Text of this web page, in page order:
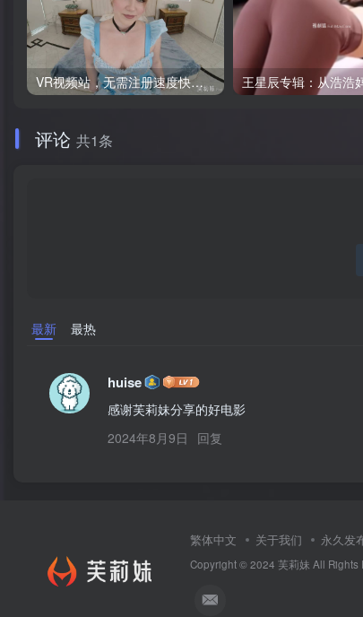
VR视频站，无需注册速度快，Oculus Quest VR 必备站
评论 共1条
最新 最热
huise
感谢芙莉妹分享的好电影
2024年8月9日
回复
繁体中文 关于我们 永久发
Copyright © 2024 芙莉妹 All Rights